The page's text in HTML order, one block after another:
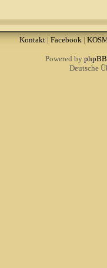
Kontakt| Facebook|
Powered by phpBB
Deutsche